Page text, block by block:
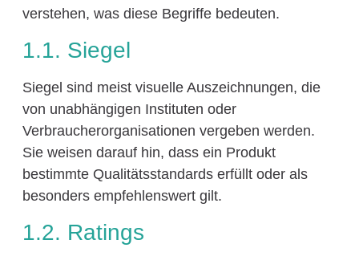
verstehen, was diese Begriffe bedeuten.
1.1. Siegel
Siegel sind meist visuelle Auszeichnungen, die
von unabhängigen Instituten oder
Verbraucherorganisationen vergeben werden.
Sie weisen darauf hin, dass ein Produkt
bestimmte Qualitätsstandards erfüllt oder als
besonders empfehlenswert gilt.
1.2. Ratings